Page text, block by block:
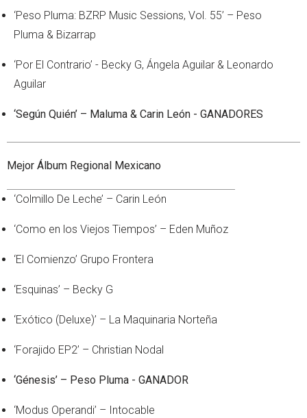
‘Peso Pluma: BZRP Music Sessions, Vol. 55’ – Peso
Pluma & Bizarrap
‘Por El Contrario’ - Becky G, Ángela Aguilar & Leonardo
Aguilar
‘Según Quién’ – Maluma & Carin León - GANADORES
Mejor Álbum Regional Mexicano
‘Colmillo De Leche’ – Carin León
‘Como en los Viejos Tiempos’ – Eden Muñoz
‘El Comienzo’ Grupo Frontera
‘Esquinas’ – Becky G
‘Exótico (Deluxe)’ – La Maquinaria Norteña
‘Forajido EP2’ – Christian Nodal
‘Génesis’ – Peso Pluma - GANADOR
‘Modus Operandi’ – Intocable